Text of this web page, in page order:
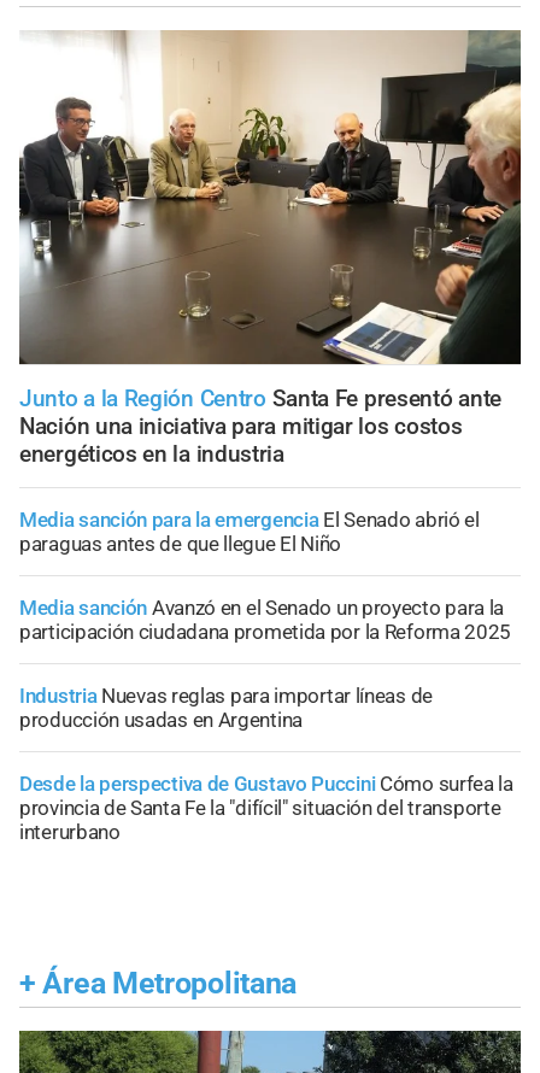
Junto a la Región Centro Santa Fe presentó ante
Nación una iniciativa para mitigar los costos
energéticos en la industria
Media sanción para la emergencia El Senado abrió el
paraguas antes de que llegue El Niño
Media sanción Avanzó en el Senado un proyecto para la
participación ciudadana prometida por la Reforma 2025
Industria Nuevas reglas para importar líneas de
producción usadas en Argentina
Desde la perspectiva de Gustavo Puccini Cómo surfea la
provincia de Santa Fe la "difícil" situación del transporte
interurbano
+ Área Metropolitana